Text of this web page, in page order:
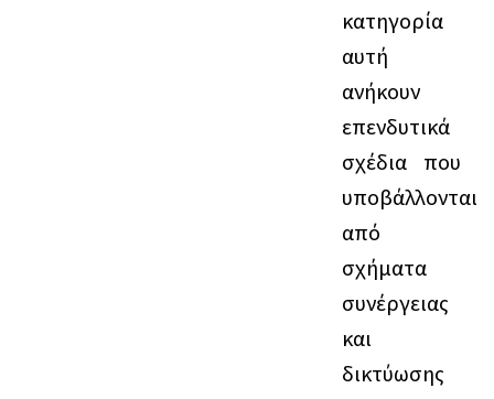
κατηγορία
αυτή
ανήκουν
επενδυτικά
σχέδια που
υποβάλλονται
από
σχήματα
συνέργειας
και
δικτύωσης